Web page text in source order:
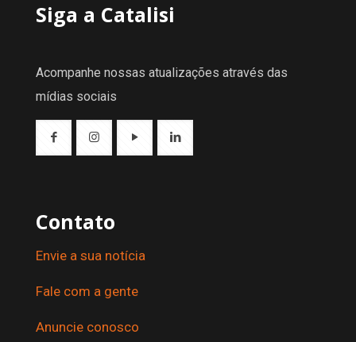
Siga a Catalisi
Acompanhe nossas atualizações através das
mídias sociais
Contato
Envie a sua notícia
Fale com a gente
Anuncie conosco